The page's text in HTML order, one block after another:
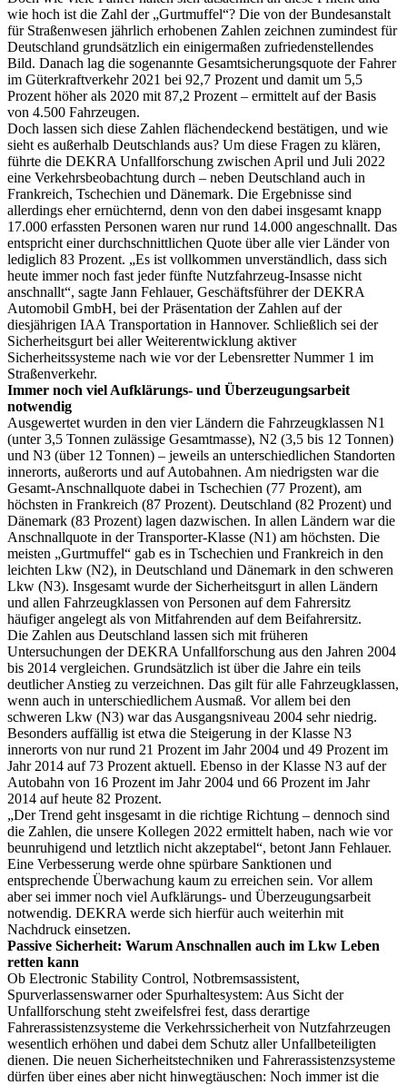
wie hoch ist die Zahl der „Gurtmuffel“? Die von der Bundesanstalt
für Straßenwesen jährlich erhobenen Zahlen zeichnen zumindest für
Deutschland grundsätzlich ein einigermaßen zufriedenstellendes
Bild. Danach lag die sogenannte Gesamtsicherungsquote der Fahrer
im Güterkraftverkehr 2021 bei 92,7 Prozent und damit um 5,5
Prozent höher als 2020 mit 87,2 Prozent – ermittelt auf der Basis
von 4.500 Fahrzeugen.
Doch lassen sich diese Zahlen flächendeckend bestätigen, und wie
sieht es außerhalb Deutschlands aus? Um diese Fragen zu klären,
führte die DEKRA Unfallforschung zwischen April und Juli 2022
eine Verkehrsbeobachtung durch – neben Deutschland auch in
Frankreich, Tschechien und Dänemark. Die Ergebnisse sind
allerdings eher ernüchternd, denn von den dabei insgesamt knapp
17.000 erfassten Personen waren nur rund 14.000 angeschnallt. Das
entspricht einer durchschnittlichen Quote über alle vier Länder von
lediglich 83 Prozent. „Es ist vollkommen unverständlich, dass sich
heute immer noch fast jeder fünfte Nutzfahrzeug-Insasse nicht
anschnallt“, sagte Jann Fehlauer, Geschäftsführer der DEKRA
Automobil GmbH, bei der Präsentation der Zahlen auf der
diesjährigen IAA Transportation in Hannover. Schließlich sei der
Sicherheitsgurt bei aller Weiterentwicklung aktiver
Sicherheitssysteme nach wie vor der Lebensretter Nummer 1 im
Straßenverkehr.
Immer noch viel Aufklärungs- und Überzeugungsarbeit
notwendig
Ausgewertet wurden in den vier Ländern die Fahrzeugklassen N1
(unter 3,5 Tonnen zulässige Gesamtmasse), N2 (3,5 bis 12 Tonnen)
und N3 (über 12 Tonnen) – jeweils an unterschiedlichen Standorten
innerorts, außerorts und auf Autobahnen. Am niedrigsten war die
Gesamt-Anschnallquote dabei in Tschechien (77 Prozent), am
höchsten in Frankreich (87 Prozent). Deutschland (82 Prozent) und
Dänemark (83 Prozent) lagen dazwischen. In allen Ländern war die
Anschnallquote in der Transporter-Klasse (N1) am höchsten. Die
meisten „Gurtmuffel“ gab es in Tschechien und Frankreich in den
leichten Lkw (N2), in Deutschland und Dänemark in den schweren
Lkw (N3). Insgesamt wurde der Sicherheitsgurt in allen Ländern
und allen Fahrzeugklassen von Personen auf dem Fahrersitz
häufiger angelegt als von Mitfahrenden auf dem Beifahrersitz.
Die Zahlen aus Deutschland lassen sich mit früheren
Untersuchungen der DEKRA Unfallforschung aus den Jahren 2004
bis 2014 vergleichen. Grundsätzlich ist über die Jahre ein teils
deutlicher Anstieg zu verzeichnen. Das gilt für alle Fahrzeugklassen,
wenn auch in unterschiedlichem Ausmaß. Vor allem bei den
schweren Lkw (N3) war das Ausgangsniveau 2004 sehr niedrig.
Besonders auffällig ist etwa die Steigerung in der Klasse N3
innerorts von nur rund 21 Prozent im Jahr 2004 und 49 Prozent im
Jahr 2014 auf 73 Prozent aktuell. Ebenso in der Klasse N3 auf der
Autobahn von 16 Prozent im Jahr 2004 und 66 Prozent im Jahr
2014 auf heute 82 Prozent.
„Der Trend geht insgesamt in die richtige Richtung – dennoch sind
die Zahlen, die unsere Kollegen 2022 ermittelt haben, nach wie vor
beunruhigend und letztlich nicht akzeptabel“, betont Jann Fehlauer.
Eine Verbesserung werde ohne spürbare Sanktionen und
entsprechende Überwachung kaum zu erreichen sein. Vor allem
aber sei immer noch viel Aufklärungs- und Überzeugungsarbeit
notwendig. DEKRA werde sich hierfür auch weiterhin mit
Nachdruck einsetzen.
Passive Sicherheit: Warum Anschnallen auch im Lkw Leben
retten kann
Ob Electronic Stability Control, Notbremsassistent,
Spurverlassenswarner oder Spurhaltesystem: Aus Sicht der
Unfallforschung steht zweifelsfrei fest, dass derartige
Fahrerassistenzsysteme die Verkehrssicherheit von Nutzfahrzeugen
wesentlich erhöhen und dabei dem Schutz aller Unfallbeteiligten
dienen. Die neuen Sicherheitstechniken und Fahrerassistenzsysteme
dürfen über eines aber nicht hinwegtäuschen: Noch immer ist die